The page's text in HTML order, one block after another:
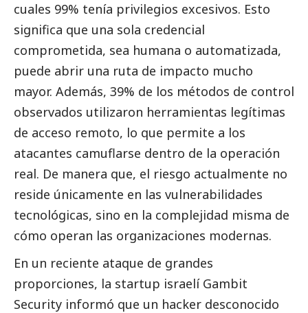
cuales 99% tenía privilegios excesivos. Esto
significa que una sola credencial
comprometida, sea humana o automatizada,
puede abrir una ruta de impacto mucho
mayor. Además, 39% de los métodos de control
observados utilizaron herramientas legítimas
de acceso remoto, lo que permite a los
atacantes camuflarse dentro de la operación
real. De manera que, el riesgo actualmente no
reside únicamente en las vulnerabilidades
tecnológicas, sino en la complejidad misma de
cómo operan las organizaciones modernas.
En un reciente ataque de grandes
proporciones, la startup israelí Gambit
Security informó que un hacker desconocido